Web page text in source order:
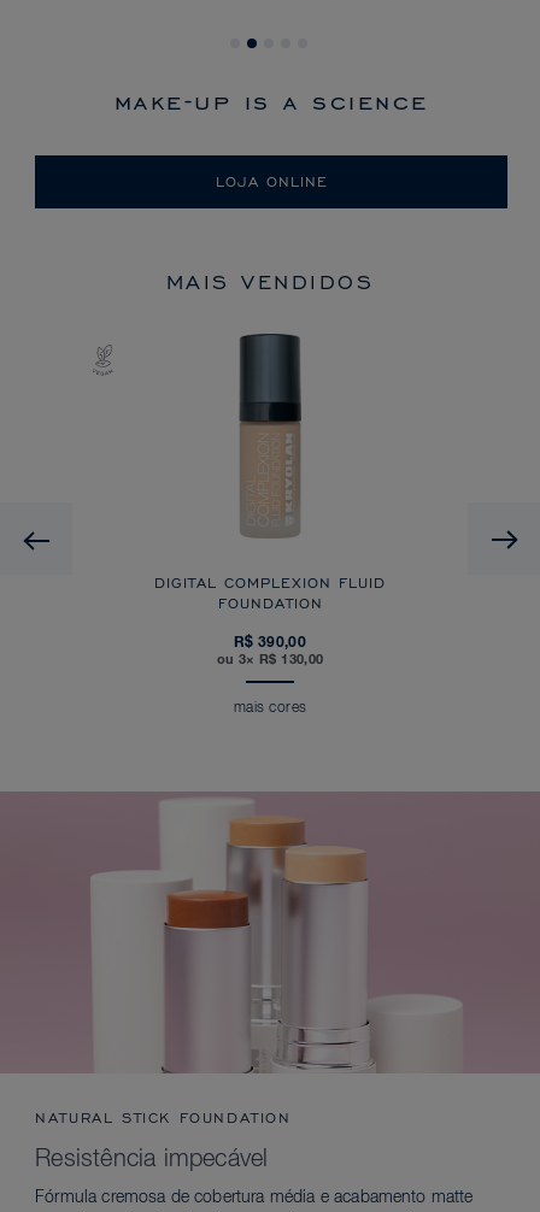
make-up is a science
LOJA ONLINE
MAIS VENDIDOS
Previous
DIGITAL COMPLEXION FLUID
FOUNDATION
R$ 390,00
ou 3× R$ 130,00
mais cores
NATURAL STICK FOUNDATION
Resistência impecável
Fórmula cremosa de cobertura média e acabamento matte